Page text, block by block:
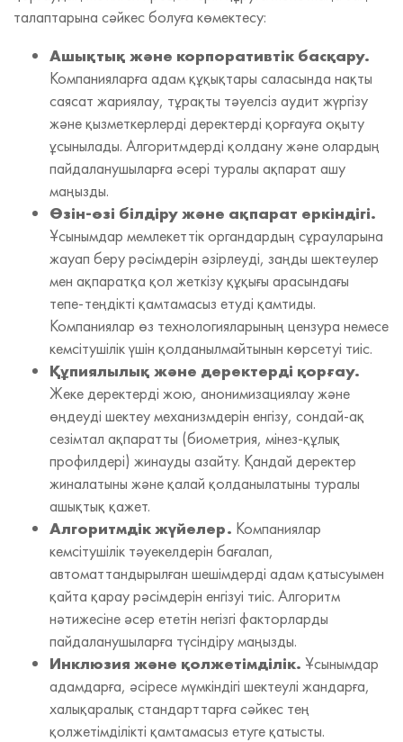
талаптарына сәйкес болуға көмектесу:
Ашықтық және корпоративтік басқару.
Компанияларға адам құқықтары саласында нақты
саясат жариялау, тұрақты тәуелсіз аудит жүргізу
және қызметкерлерді деректерді қорғауға оқыту
ұсынылады. Алгоритмдерді қолдану және олардың
пайдаланушыларға әсері туралы ақпарат ашу
маңызды.
Өзін‑өзі білдіру және ақпарат еркіндігі.
Ұсынымдар мемлекеттік органдардың сұрауларына
жауап беру рәсімдерін әзірлеуді, заңды шектеулер
мен ақпаратқа қол жеткізу құқығы арасындағы
тепе‑теңдікті қамтамасыз етуді қамтиды.
Компаниялар өз технологияларының цензура немесе
кемсітушілік үшін қолданылмайтынын көрсетуі тиіс.
Құпиялылық және деректерді қорғау.
Жеке деректерді жою, анонимизациялау және
өңдеуді шектеу механизмдерін енгізу, сондай‑ақ
сезімтал ақпаратты (биометрия, мінез‑құлық
профилдері) жинауды азайту. Қандай деректер
жиналатыны және қалай қолданылатыны туралы
ашықтық қажет.
Алгоритмдік жүйелер. Компаниялар
кемсітушілік тәуекелдерін бағалап,
автоматтандырылған шешімдерді адам қатысуымен
қайта қарау рәсімдерін енгізуі тиіс. Алгоритм
нәтижесіне әсер ететін негізгі факторларды
пайдаланушыларға түсіндіру маңызды.
Инклюзия және қолжетімділік. Ұсынымдар
адамдарға, әсіресе мүмкіндігі шектеулі жандарға,
халықаралық стандарттарға сәйкес тең
қолжетімділікті қамтамасыз етуге қатысты.